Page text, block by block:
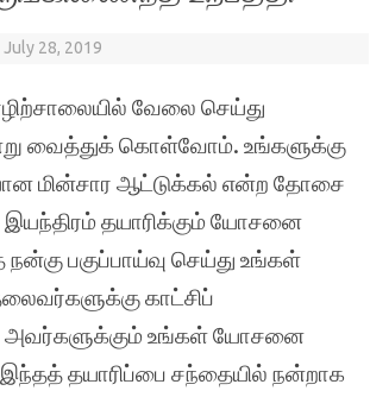
July 28, 2019
வேலை செய்து
வைத்துக் கொள்வோம். உங்களுக்கு
மின்சார ஆட்டுக்கல் என்ற தோசை
இயந்திரம் தயாரிக்கும் யோசனை
நன்கு பகுப்பாய்வு செய்து உங்கள்
காட்சிப்
அவர்களுக்கும் உங்கள் யோசனை
இந்தத் தயாரிப்பை சந்தையில் நன்றாக